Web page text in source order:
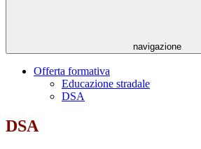
navigazione
Offerta formativa
Educazione stradale
DSA
DSA